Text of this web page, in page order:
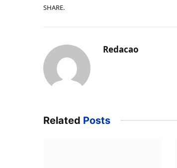
SHARE.
Redacao
Related Posts